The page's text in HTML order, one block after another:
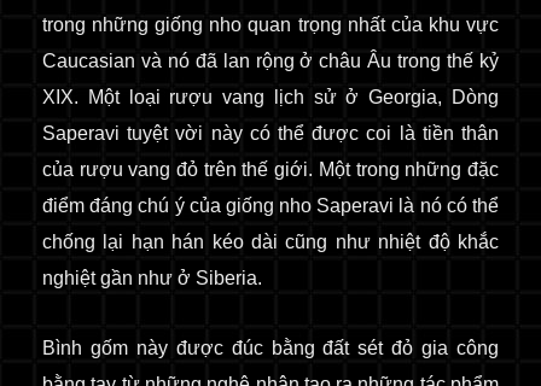
trong những giống nho quan trọng nhất của khu vực
Caucasian và nó đã lan rộng ở châu Âu trong thế kỷ
XIX. Một loại rượu vang lịch sử ở Georgia, Dòng
Saperavi tuyệt vời này có thể được coi là tiền thân
của rượu vang đỏ trên thế giới. Một trong những đặc
điểm đáng chú ý của giống nho Saperavi là nó có thể
chống lại hạn hán kéo dài cũng như nhiệt độ khắc
nghiệt gần như ở Siberia.
Bình gốm này được đúc bằng đất sét đỏ gia công